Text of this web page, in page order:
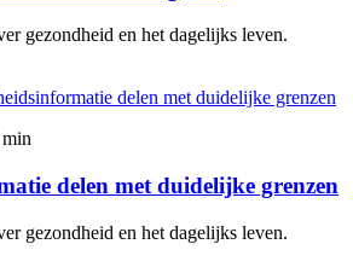
gezondheid en het dagelijks leven.
delen met duidelijke grenzen
gezondheid en het dagelijks leven.